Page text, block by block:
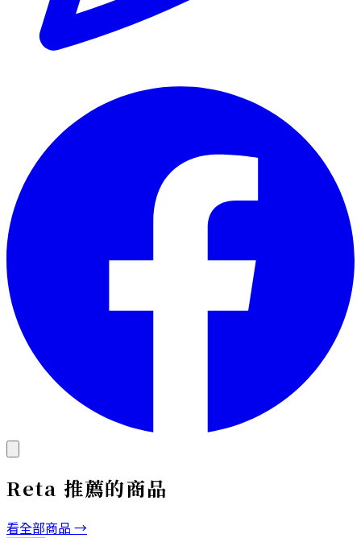
Reta 推薦的商品
看全部商品 →